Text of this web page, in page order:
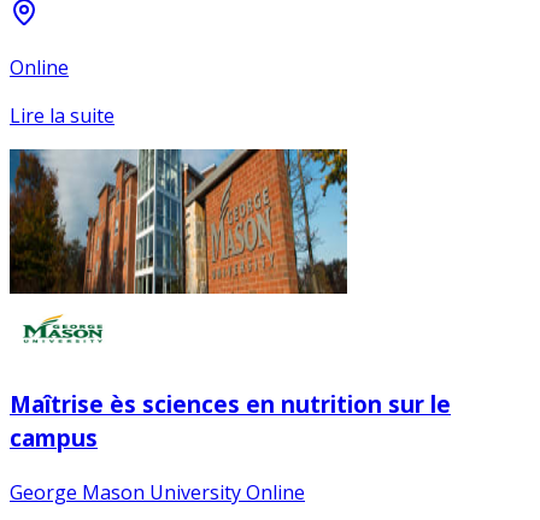
Online
Lire la suite
Maîtrise ès sciences en nutrition sur le
campus
George Mason University Online